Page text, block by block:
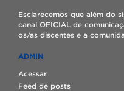
Esclarecemos que além do
canal OFICIAL de
os/as discentes e a
ADMIN
Acessar
Feed de posts